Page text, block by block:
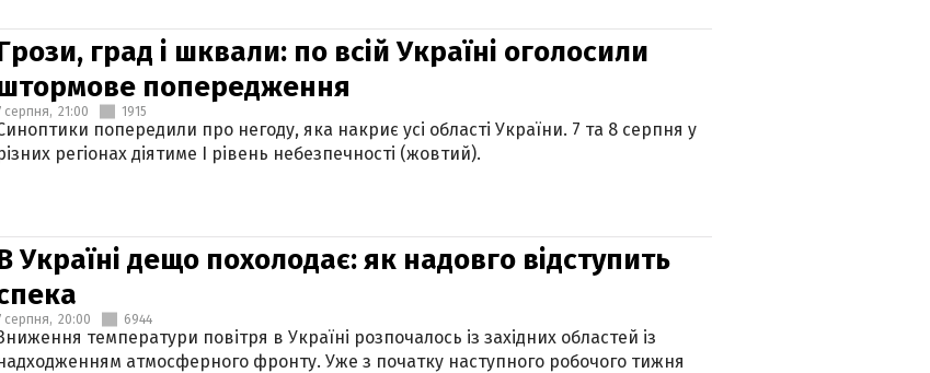
град і шквали: по всій Україні оголосили
попередження
серпня, 21:00 1915
попередили про негоду, яка накриє усі області України. 7 та 8 серпня у
регіонах діятиме І рівень небезпечності (жовтий).
Україні дещо похолодає: як надовго відступить
серпня, 20:00 6944
температури повітря в Україні розпочалось із західних областей із
атмосферного фронту. Уже з початку наступного робочого тижня